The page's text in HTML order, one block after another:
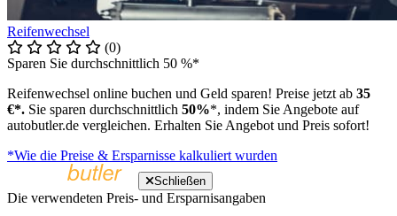
Reifenwechsel
(0)
Sparen Sie durchschnittlich 50 %*
Reifenwechsel online buchen und Geld sparen! Preise jetzt ab 35
€*. Sie sparen durchschnittlich 50%*, indem Sie Angebote auf
autobutler.de vergleichen. Erhalten Sie Angebot und Preis sofort!
*Wie die Preise & Ersparnisse kalkuliert wurden
Schließen
Die verwendeten Preis- und Ersparnisangaben